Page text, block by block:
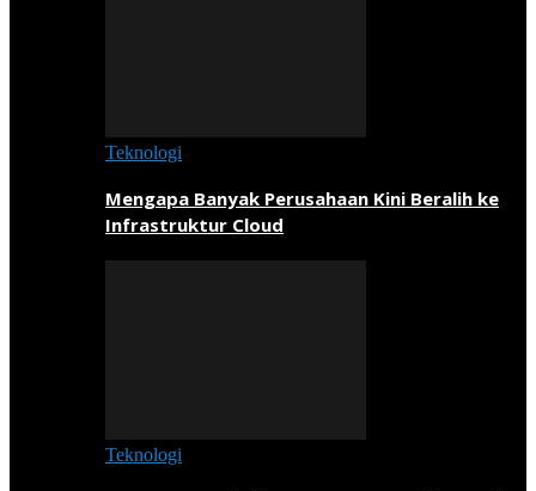
Teknologi
Mengapa Banyak Perusahaan Kini Beralih ke
Infrastruktur Cloud
Teknologi